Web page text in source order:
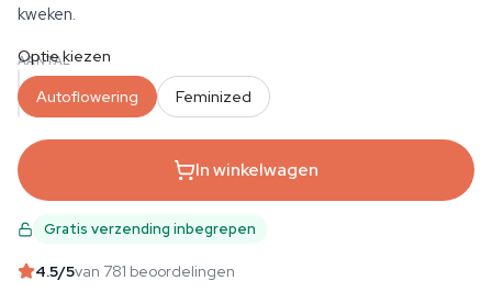
kweken.
AANTAL
Optie kiezen
Autoflowering Feminized
In winkelwagen
Gratis verzending inbegrepen
4.5/5van 781 beoordelingen